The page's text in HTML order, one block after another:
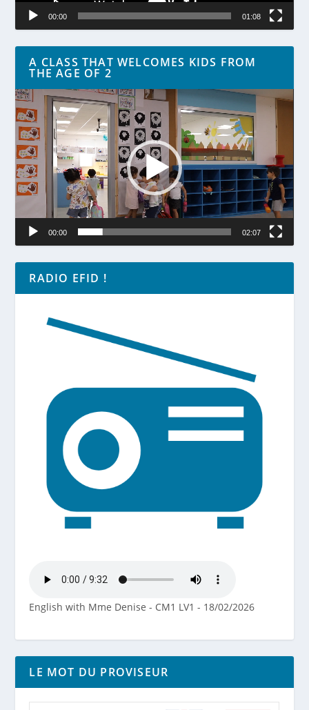
00:00 01:08
A CLASS THAT WELCOMES KIDS FROM
THE AGE OF 2
Lecteur
vidéo
00:00 02:07
RADIO EFID !
English with Mme Denise - CM1 LV1 - 18/02/2026
LE MOT DU PROVISEUR